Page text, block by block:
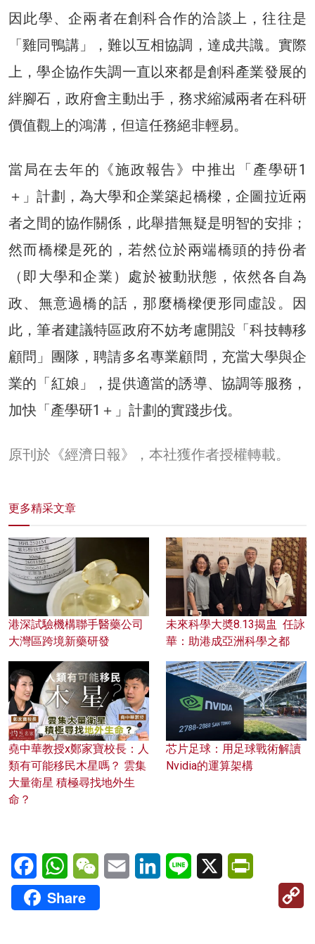
因此學、企兩者在創科合作的洽談上，往往是
「雞同鴨講」，難以互相協調，達成共識。實際
上，學企協作失調一直以來都是創科產業發展的
絆腳石，政府會主動出手，務求縮減兩者在科研
價值觀上的鴻溝，但這任務絕非輕易。
當局在去年的《施政報告》中推出「產學研1
＋」計劃，為大學和企業築起橋樑，企圖拉近兩
者之間的協作關係，此舉措無疑是明智的安排；
然而橋樑是死的，若然位於兩端橋頭的持份者
（即大學和企業）處於被動狀態，依然各自為
政、無意過橋的話，那麼橋樑便形同虛設。因
此，筆者建議特區政府不妨考慮開設「科技轉移
顧問」團隊，聘請多名專業顧問，充當大學與企
業的「紅娘」，提供適當的誘導、協調等服務，
加快「產學研1＋」計劃的實踐步伐。
原刊於《經濟日報》，本社獲作者授權轉載。
更多精采文章
港深試驗機構聯手醫藥公司
大灣區跨境新藥研發
未來科學大奬8.13揭盅 任詠
華：助港成亞洲科學之都
堯中華教授x鄭家寶校長：人
類有可能移民木星嗎？ 雲集
大量衛星 積極尋找地外生
命？
芯片足球：用足球戰術解讀
Nvidia的運算架構
FacebookWhatsAppWeChatEmail LinkedInLine X
Share